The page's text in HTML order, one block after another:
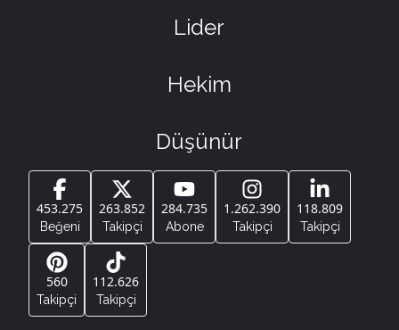
Lider
Hekim
Düşünür
453.275
Beğeni
263.852
Takipçi
284.735
Abone
1.262.390
Takipçi
118.809
Takipçi
560
Takipçi
112.626
Takipçi